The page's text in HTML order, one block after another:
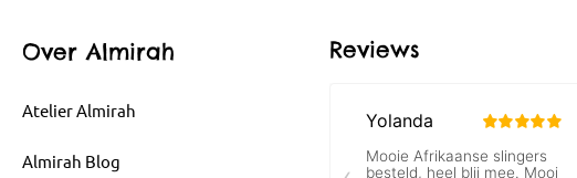
Over Almirah
Atelier Almirah
Almirah Blog
Reviews